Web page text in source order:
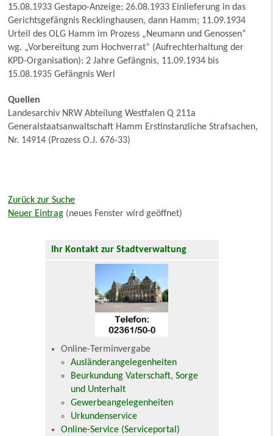
15.08.1933 Gestapo-Anzeige; 26.08.1933 Einlieferung in das
Gerichtsgefängnis Recklinghausen, dann Hamm; 11.09.1934
Urteil des OLG Hamm im Prozess „Neumann und Genossen“
wg. „Vorbereitung zum Hochverrat“ (Aufrechterhaltung der
KPD-Organisation): 2 Jahre Gefängnis, 11.09.1934 bis
15.08.1935 Gefängnis Werl
Quellen
Landesarchiv NRW Abteilung Westfalen Q 211a
Generalstaatsanwaltschaft Hamm Erstinstanzliche Strafsachen,
Nr. 14914 (Prozess O.J. 676-33)
Zurück zur Suche
Neuer Eintrag (neues Fenster wird geöffnet)
Ihr Kontakt zur Stadtverwaltung
Online-Terminvergabe
Ausländerangelegenheiten
Beurkundung Vaterschaft, Sorge
und Unterhalt
Gewerbeangelegenheiten
Urkundenservice
Online-Service (Serviceportal)